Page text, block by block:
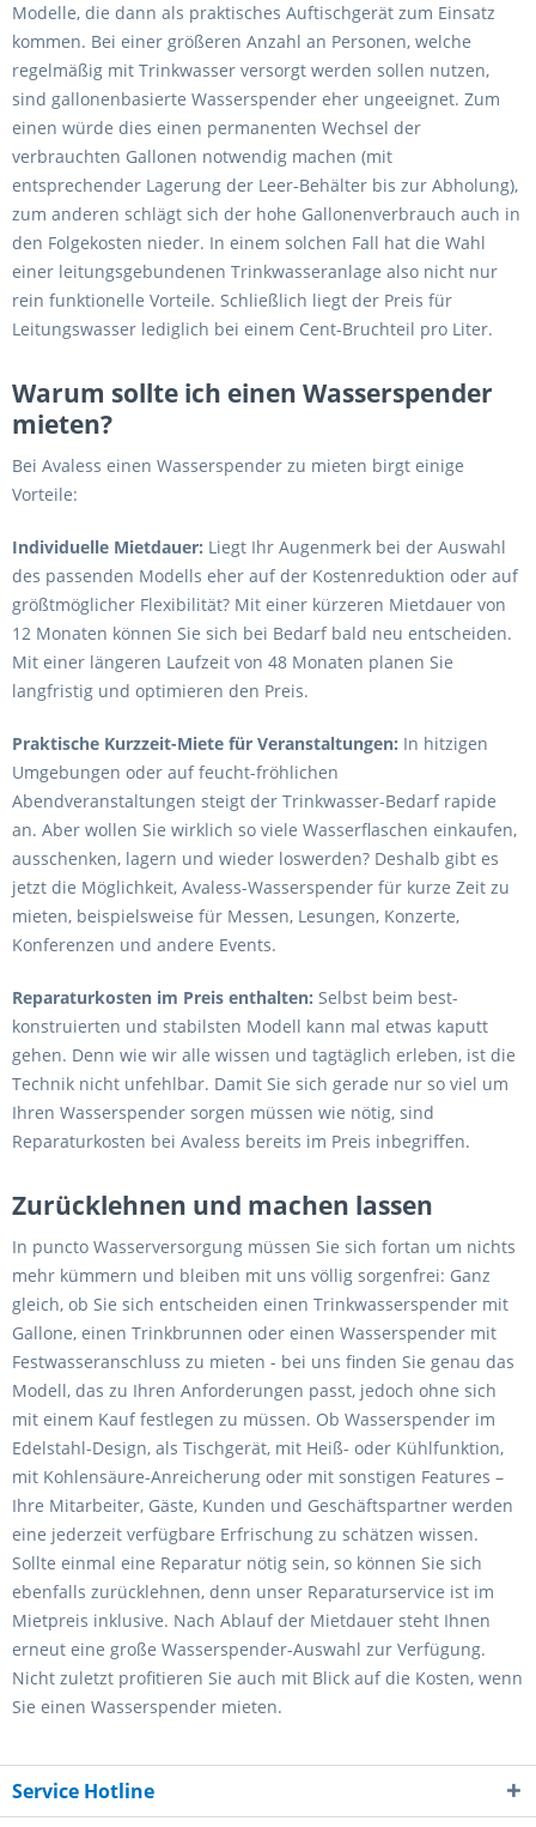
Modelle, die dann als praktisches Auftischgerät zum Einsatz
kommen. Bei einer größeren Anzahl an Personen, welche
regelmäßig mit Trinkwasser versorgt werden sollen nutzen,
sind gallonenbasierte Wasserspender eher ungeeignet. Zum
einen würde dies einen permanenten Wechsel der
verbrauchten Gallonen notwendig machen (mit
entsprechender Lagerung der Leer-Behälter bis zur Abholung),
zum anderen schlägt sich der hohe Gallonenverbrauch auch in
den Folgekosten nieder. In einem solchen Fall hat die Wahl
einer leitungsgebundenen Trinkwasseranlage also nicht nur
rein funktionelle Vorteile. Schließlich liegt der Preis für
Leitungswasser lediglich bei einem Cent-Bruchteil pro Liter.
Warum sollte ich einen Wasserspender
mieten?
Bei Avaless einen Wasserspender zu mieten birgt einige
Vorteile:
Individuelle Mietdauer: Liegt Ihr Augenmerk bei der Auswahl
des passenden Modells eher auf der Kostenreduktion oder auf
größtmöglicher Flexibilität? Mit einer kürzeren Mietdauer von
12 Monaten können Sie sich bei Bedarf bald neu entscheiden.
Mit einer längeren Laufzeit von 48 Monaten planen Sie
langfristig und optimieren den Preis.
Praktische Kurzzeit-Miete für Veranstaltungen: In hitzigen
Umgebungen oder auf feucht-fröhlichen
Abendveranstaltungen steigt der Trinkwasser-Bedarf rapide
an. Aber wollen Sie wirklich so viele Wasserflaschen einkaufen,
ausschenken, lagern und wieder loswerden? Deshalb gibt es
jetzt die Möglichkeit, Avaless-Wasserspender für kurze Zeit zu
mieten, beispielsweise für Messen, Lesungen, Konzerte,
Konferenzen und andere Events.
Reparaturkosten im Preis enthalten: Selbst beim best-
konstruierten und stabilsten Modell kann mal etwas kaputt
gehen. Denn wie wir alle wissen und tagtäglich erleben, ist die
Technik nicht unfehlbar. Damit Sie sich gerade nur so viel um
Ihren Wasserspender sorgen müssen wie nötig, sind
Reparaturkosten bei Avaless bereits im Preis inbegriffen.
Zurücklehnen und machen lassen
In puncto Wasserversorgung müssen Sie sich fortan um nichts
mehr kümmern und bleiben mit uns völlig sorgenfrei: Ganz
gleich, ob Sie sich entscheiden einen Trinkwasserspender mit
Gallone, einen Trinkbrunnen oder einen Wasserspender mit
Festwasseranschluss zu mieten - bei uns finden Sie genau das
Modell, das zu Ihren Anforderungen passt, jedoch ohne sich
mit einem Kauf festlegen zu müssen. Ob Wasserspender im
Edelstahl-Design, als Tischgerät, mit Heiß- oder Kühlfunktion,
mit Kohlensäure-Anreicherung oder mit sonstigen Features –
Ihre Mitarbeiter, Gäste, Kunden und Geschäftspartner werden
eine jederzeit verfügbare Erfrischung zu schätzen wissen.
Sollte einmal eine Reparatur nötig sein, so können Sie sich
ebenfalls zurücklehnen, denn unser Reparaturservice ist im
Mietpreis inklusive. Nach Ablauf der Mietdauer steht Ihnen
erneut eine große Wasserspender-Auswahl zur Verfügung.
Nicht zuletzt profitieren Sie auch mit Blick auf die Kosten, wenn
Sie einen Wasserspender mieten.
Service Hotline